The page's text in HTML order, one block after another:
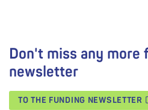
Don't miss any more
newsletter
TO THE FUNDING NEWSLETTER